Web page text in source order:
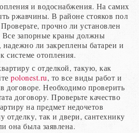
и водоснабжения. На самих
ржавчины. В районе стояков пол
прочно ли установлен
Все запорные краны должны
надежно ли закреплены батареи и
системе отопления.
с отделкой, такую, как
polonest.ru, то все виды работ и
договоре. Необходимо проверить
договору. Проверьте качество
на предмет недочетов
отделку, так и двери, сантехнику
она была заявлена.